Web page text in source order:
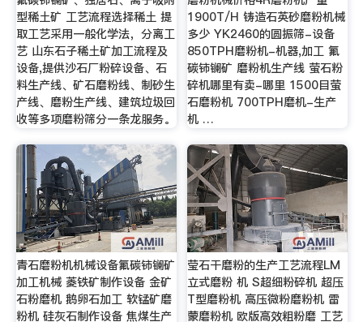
型稀土矿 工艺流程选择稀土 提
取工艺采用一般化学法，分离工
艺 山东石子稀土矿加工流程及
设备,提供沙石厂粉碎设备、石
料生产线、矿石磨粉线、制砂生
产线、磨粉生产线、建筑垃圾回
收等多项磨粉筛分一条龙服务。
1900T/H 铸造石英砂磨粉机械
多少 YK2460的圆振筛-设备
850TPH磨粉机-机器,加工 氟
碳铈镧矿 磨粉机生产线 萤石粉
碎机哪里有卖-哪里 1500目萤
石磨粉机 700TPH磨机-生产
机 …
青石磨粉机机械设备氟碳铈镧矿
加工机械 菱铁矿制作设备 金矿
石粉磨机 鹅卵石加工 软锰矿磨
粉机 硅灰石制作设备 焦煤生产
莹石干磨粉的生产工艺流程LM
立式磨粉 机 S超细粉碎机 超压
T型磨粉机 高压微粉磨粉机 雷
蒙磨粉机 欧版高效粗粉磨 工艺